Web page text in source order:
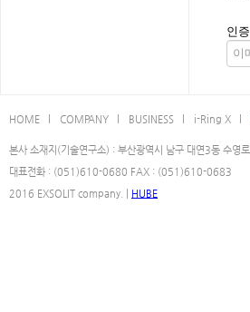
인
HOME l COMPANY l BUSINESS l i-Ring X l
본사 소재지(기술연구소) : 부산광역시 남구 대연3동 수
대표전화 : (051)610-0680 FAX : (051)610-0683
2016 EXSOLIT company. | HUBE